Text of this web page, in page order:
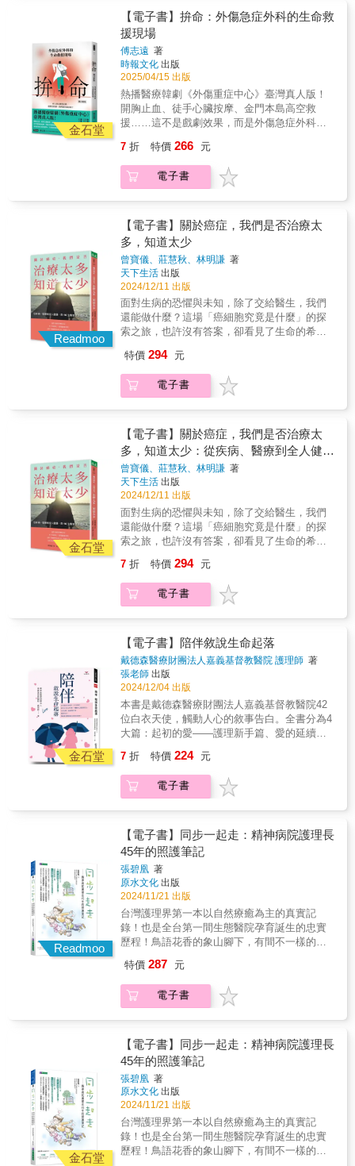
眼全攻略
時間超過10秒、液態飲品超過3秒，有可能就代
表吞嚥功能異常等。另外，飲用流質的營養補
充品後不能只漱口而已，還是要認真刷牙，因
為這些黏稠度高的飲品含有碳水化合物和澱
粉，殘留在牙齒表面和牙縫間隙，很容易滋生
牙菌斑。
一份日記， 母親與女兒、女兒與母親， 成為相
互支持的夥伴， 最後母親成功戰勝乳腺癌， 女
兒則考上醫學系，往成為一名醫生的途中邁
進⋯⋯ 抗癌過程中，無論是對病患本身或對照
顧者而言，那漫漫長路絕非「樂觀」、「積
極」等三言兩語鼓勵的話得以撫慰，期間彷彿
沒有盡頭的往復磨折，抑或追蹤期間對那「未
爆彈」的擔憂恐懼，多半形成一個又一個鬱
結，縈繞在人們心頭。 照顧者的心態，往往比
被照顧者更需要重塑，拿掉「我來幫助你」的
想法，每個照顧者都在新的問題、新的疾病
中，學習到我們身而為「人」的生存態度。所
謂照護，也是提前預習如何對待面臨疾病的自
己，因為我們往往不知道何時也會深陷其中，
「施」、被照顧者離開「受」的本位，或許也
才能真正與癌症直球對決，共同面對生命的磨
難。 在這當中，所謂的「正向思考」仍需有實
務支撐，包含我們對於身體警訊的理解、飲食
與生活習慣的調整，若中西醫雙管齊下，該如
何互相搭配，又或如何觀察癌症指數的起
伏⋯⋯等，對知識的理解越多，自同樣罹病者
的經驗故事中取得共鳴，或許都能成為抗癌途
例，亦希望藉由各個處方箋的解說，給予照顧
訊，我們是否能敏銳察覺？】 有些癌是從嗅覺
異樣開始，患者會失去嗅覺或者聞到怪味，經
常問：「這裡有什麼燒焦了嗎？這裡是不是有
橡皮味？」這可能是鼻咽癌，或是嗅覺神經癌
的徵兆。也有些人突然間覺得唾液異常、無來
由地多，則必須注意頭頸部分的相關問題，都
有可能引起唾液腺的改變，類似唾液腺癌，本
身是很少被注意到的。& 身體軀幹的皮膚上，
時常出現蜘蛛斑，可能與肝硬化有非常大的關
係，甚至是肝癌。有的胰臟癌患者一開始根本
毫無症狀，但是時常拉肚子，特別是只要喫一
點點油膩的食物就拉肚子，可能是胰臟功能不
時，家屬能有哪些準備或因應方式？】 在面對
是否告知病患實情的抉擇時，可以採取「家庭
會議」的方式，更深一層來說，這主要是希望
力，也能避免因家族內部意見分歧而引發的爭
執，讓整個家庭在理解與尊重中共同面對現
實。 在會議中，醫生可根據病患的心理狀態與
接受能力，選擇適當的語氣與方式傳達訊息。
「這是醫生的專業訓練，而非家屬的責任。」
讓醫生直接面對病患，既能確保訊息準確無
誤，也能減輕家屬在「說或不說」之間的煎
熬。 【如何讓喪失食慾的病患好好進食？】 面
對飲食，就如同面對病患心理；如何使他們願
非常重要。例如：吃的食物不能太燙，因為此
時的黏膜比較脆弱，有時，可以用一些冷水、
冰水稍微刺激一下口腔。微量的冰淇淋、一點
點醋，都會有幫助。太濃重的味道，如日常料
理中的紅燒並不好，因為過重的味道，會使得
他後面的進食受到影響。從食物結構的軟、
爛、糊，到食物製備的溫度，都需要被注意。
此時，通常還要考慮到食物的呈現，如擺盤。
面對癌症的病人，最好不要將一大盤食物推至
他的面前要他吃，病患通常會先退避三舍，因
為他擔心失敗、做不到。然而，倘若我們可以
拿一個小盤，像去吃日本料理那樣裝盛，一小
【關於安寧緩和的核心意義】 安寧治療的重點
是「舒適」。盡量減少病人的痛苦，提供足夠
的營養和水分，患者可以不吃飯，但不能不喝
滴注射提供充足的水分，能吃多少就吃多少，
營養可以推進就推進，但不要過度強迫。重點
在於舒適，只要是舒適，就是正確的作法，並
非強迫進食，也不是不讓進食。事實上，舒適
照護是一門人文藝術，我不應該將我對舒適的
定義強加於病人身上。我們有許多方法可以刺
激病人的食欲，但強迫進食絕對無助於此，所
以舒適照護是一切關鍵所在。
待癌症的健康之書。 ★&& &在抗癌中重塑面對
疾病的心態，再次掌握人生選擇權，讓生命
reset，重新開機！ ★&& &涵納面對癌症的預
防、治療、家族遺傳、心理建設，及疾病本身
與醫藥的相關發展歷程。 ／ 「他是我所僅見重
視人文素養高於專業的一位校長。他是我所僅
見不只看重病體，還重視醫心的一位腫瘤專
家。謝謝閻校長的書，我知道，這是一本每個
的書。」 &mdash;&mdash;鄭穎（臺北醫學大
學通識教育學院專任教授） 當丈夫得知罹癌妻
子時日無多， 索性辭去美國教職伴妻抗癌， 日
一份日記， 母親與女兒、女兒與母親， 成為相
互支持的夥伴， 最後母親成功戰勝乳腺癌， 女
兒則考上醫學系，往成為一名醫生的途中邁
進⋯⋯ 抗癌過程中，無論是對病患本身或對照
顧者而言，那漫漫長路絕非「樂觀」、「積
極」等三言兩語鼓勵的話得以撫慰，期間彷彿
沒有盡頭的往復磨折，抑或追蹤期間對那「未
爆彈」的擔憂恐懼，多半形成一個又一個鬱
結，縈繞在人們心頭。 照顧者的心態，往往比
被照顧者更需要重塑，拿掉「我來幫助你」的
中，學習到我們身而為「人」的生存態度。所
謂照護，也是提前預習如何對待面臨疾病的自
己，因為我們往往不知道何時也會深陷其中，
「施」、被照顧者離開「受」的本位，或許也
才能真正與癌症直球對決，共同面對生命的磨
難。 在這當中，所謂的「正向思考」仍需有實
務支撐，包含我們對於身體警訊的理解、飲食
與生活習慣的調整，若中西醫雙管齊下，該如
何互相搭配，又或如何觀察癌症指數的起
伏⋯⋯等，對知識的理解越多，自同樣罹病者
的經驗故事中取得共鳴，或許都能成為抗癌途
例，亦希望藉由各個處方箋的解說，給予照顧
訊，我們是否能敏銳察覺？】 有些癌是從嗅覺
異樣開始，患者會失去嗅覺或者聞到怪味，經
常問：「這裡有什麼燒焦了嗎？這裡是不是有
橡皮味？」這可能是鼻咽癌，或是嗅覺神經癌
的徵兆。也有些人突然間覺得唾液異常、無來
由地多，則必須注意頭頸部分的相關問題，都
有可能引起唾液腺的改變，類似唾液腺癌，本
身是很少被注意到的。& 身體軀幹的皮膚上，
時常出現蜘蛛斑，可能與肝硬化有非常大的關
係，甚至是肝癌。有的胰臟癌患者一開始根本
毫無症狀，但是時常拉肚子，特別是只要喫一
點點油膩的食物就拉肚子，可能是胰臟功能不
全，或甚至是胰臟癌。 【告知患者實際病情
時，家屬能有哪些準備或因應方式？】 在面對
是否告知病患實情的抉擇時，可以採取「家庭
面的轉告。家庭會議不僅能減少家屬的心理壓
力，也能避免因家族內部意見分歧而引發的爭
執，讓整個家庭在理解與尊重中共同面對現
實。 在會議中，醫生可根據病患的心理狀態與
接受能力，選擇適當的語氣與方式傳達訊息。
「這是醫生的專業訓練，而非家屬的責任。」
讓醫生直接面對病患，既能確保訊息準確無
誤，也能減輕家屬在「說或不說」之間的煎
熬。 【如何讓喪失食慾的病患好好進食？】 面
對飲食，就如同面對病患心理；如何使他們願
非常重要。例如：吃的食物不能太燙，因為此
時的黏膜比較脆弱，有時，可以用一些冷水、
冰水稍微刺激一下口腔。微量的冰淇淋、一點
點醋，都會有幫助。太濃重的味道，如日常料
理中的紅燒並不好，因為過重的味道，會使得
他後面的進食受到影響。從食物結構的軟、
爛、糊，到食物製備的溫度，都需要被注意。
此時，通常還要考慮到食物的呈現，如擺盤。
面對癌症的病人，最好不要將一大盤食物推至
他的面前要他吃，病患通常會先退避三舍，因
為他擔心失敗、做不到。然而，倘若我們可以
拿一個小盤，像去吃日本料理那樣裝盛，一小
的心電圖，心臟卻在胸腔切開直接按壓下恢復
了跳動。手術室一再上演生命的脆弱與堅韌，
外科醫師的使命就是堅持到最後一刻，讓每個
遭遇意外的人能繼續自己的人生。這裡也是人
性的試煉場──拚命搶救回來的生命卻成了植物
人、重傷送醫的死刑犯該不該救？生命本該無
價，但在金錢、地位、道德之前卻會被衡量。
本書透過這些無解難題，帶領我們一窺人性掙
扎與社會現實。《拚命》是傅志遠醫師的第一
本醫療散文，也是他的代表作之一，書中用多
性樣態。增訂新版不僅收錄全新篇章，更加入
傅醫師十五年來在身分與心境轉變後的省思。
即使時代變遷，醫療技術日新月異，醫護人員
金石堂
【電子書】拚命：外傷急症外科的生命救
援現場
傅志遠 著
時報文化 出版
2025/04/15 出版
熱播醫療韓劇《外傷重症中心》臺灣真人版！
開胸止血、徒手心臟按摩、金門本島高空救
援……這不是戲劇效果，而是外傷急症外科的
搶到「活下去」的門票。在離死亡最近的地方
奮戰──32篇用手術刀寫下的生命故事走入醫療
現場，來到忙碌紛亂的外傷急症外科這裡是和
的心電圖，心臟卻在胸腔切開直接按壓下恢復
了跳動。手術室一再上演生命的脆弱與堅韌，
外科醫師的使命就是堅持到最後一刻，讓每個
遭遇意外的人能繼續自己的人生。這裡也是人
性的試煉場──拚命搶救回來的生命卻成了植物
人、重傷送醫的死刑犯該不該救？生命本該無
價，但在金錢、地位、道德之前卻會被衡量。
本書透過這些無解難題，帶領我們一窺人性掙
扎與社會現實。《拚命》是傅志遠醫師的第一
本醫療散文，也是他的代表作之一，書中用多
性樣態。增訂新版不僅收錄全新篇章，更加入
傅醫師十五年來在身分與心境轉變後的省思。
即使時代變遷，醫療技術日新月異，醫護人員
7 折 特價 266 元
電子書
Readmoo
【電子書】關於癌症，我們是否治療太
多，知道太少
曾寶儀、莊慧秋、林明謙 著
天下生活 出版
2024/12/11 出版
面對生病的恐懼與未知，除了交給醫生，我們
還能做什麼？這場「癌細胞究竟是什麼」的探
索之旅，也許沒有答案，卻看見了生命的希
機，開啟了曾寶儀和林明謙拍攝紀錄片《交換
禮物》，探索「癌症」與「療癒」的旅程。
「每部紀錄片都有它的命」，走著走著，這成
胞、療癒與全人健康的體悟，可惜礙於影片長
度，能夠剪進紀錄片裡的篇幅不多，但那都是
滿滿的乾貨與寶藏！本書完整還原《交換禮
物》紀錄片中10位專家的訪談內容，讓他們的
領悟與智慧帶著你，一步一步重新認識自己的
身體，看見癌細胞的真面目，聽見它究竟要告
訴你些什麼。深度訪談10 位與癌細胞近身交手
的醫師與專家：我的信念是沒有治不好的癌
症，即使到了第四期……我並不是在說『我可
以醫好所有的癌症』，這太狂妄太自大了。我
醫治的，而且永遠有機會百分之百治癒。──蔡
松彥（安泰如康學院院長）我們每一個人身體
裡，每天都可能產生幾千幾萬個癌細胞，這很
瘤，有些人卻不會？關鍵在於內在防禦力……
想要強化免疫力，淨化體內環境，好食物絕對
是第一要務。── 劉湘琪（桃花源身心靈整體健
康中心負責人）癌症的情緒根源更深層、更複
雜，尤其惡化很快的癌症，通常都跟不快樂的
怨念有關，這一定要解套，細胞才會開始修
復。──許瑞云（心能量管理中心執行長）我覺
層的心理動力，我們必須抽絲剝繭，進入到病
人的意識冰山裡面，去尋找是什麼樣的原因讓
他想要自我毀滅、離開地球。──林君宜（核子
孩，而孩子會變壞， 通常是接觸到不好的環
境， 養成壞習慣……要治療癌症，就要放寬
心，開始當個好父母，好好照顧身體的需要。
──許中華（中醫師、陽明交通大學傳統醫藥研
究所暨中醫系教授）這個例子影響我很大，印
證了所謂不可逆的病症也可以治好，只要疾病
的定義抓對了，就可以找到正確的治療方法。
──吳清忠（《人體使用手冊》作者）細胞為了
在惡劣環境中繼續生存，只好癌變，去適應汙
染的環境，要不然全部死光光，器官沒有活著
已，而這是我們自己造成的。──賴正國（上醫
健康事業全球體系董事長）癌細胞啊，它們是
一群不跟人家溝通的細胞。有很多內在的衝
去找支持，就只想要不斷擴張壯大。這是我的
理解。──林子平（彰化基督教醫院整合醫學執
行長）不論是癌症病人或肥胖患者，都不能只
依賴醫生和醫院裡的治療，自己也要在日常生
活中進行改變……調整飲食和生活習慣，包括
控制熱量、多運動、紓解壓力等等。──顏榮郎
（顏博士活力診所院長）現代世界以科學為主
流，你必須要用實驗證明，才能說服大家相信
特價 294 元
電子書
金石堂
【電子書】關於癌症，我們是否治療太
多，知道太少：從疾病、醫療到全人健
康，與10位專家的深度對話
曾寶儀、莊慧秋、林明謙 著
天下生活 出版
2024/12/11 出版
面對生病的恐懼與未知，除了交給醫生，我們
還能做什麼？這場「癌細胞究竟是什麼」的探
索之旅，也許沒有答案，卻看見了生命的希
機，開啟了曾寶儀和林明謙拍攝紀錄片《交換
禮物》，探索「癌症」與「療癒」的旅程。
「每部紀錄片都有它的命」，走著走著，這成
胞、療癒與全人健康的體悟，可惜礙於影片長
度，能夠剪進紀錄片裡的篇幅不多，但那都是
滿滿的乾貨與寶藏！本書完整還原《交換禮
物》紀錄片中10位專家的訪談內容，讓他們的
領悟與智慧帶著你，一步一步重新認識自己的
身體，看見癌細胞的真面目，聽見它究竟要告
訴你些什麼。深度訪談10 位與癌細胞近身交手
的醫師與專家：我的信念是沒有治不好的癌
症，即使到了第四期……我並不是在說『我可
的意思是，就癌症這件事情來說，它是可以被
醫治的，而且永遠有機會百分之百治癒。──蔡
松彥（安泰如康學院院長）我們每一個人身體
裡，每天都可能產生幾千幾萬個癌細胞，這很
正常，但為什麼有些人的癌細胞會形成癌腫
瘤，有些人卻不會？關鍵在於內在防禦力……
想要強化免疫力，淨化體內環境，好食物絕對
是第一要務。── 劉湘琪（桃花源身心靈整體健
康中心負責人）癌症的情緒根源更深層、更複
雜，尤其惡化很快的癌症，通常都跟不快樂的
怨念有關，這一定要解套，細胞才會開始修
復。──許瑞云（心能量管理中心執行長）我覺
層的心理動力，我們必須抽絲剝繭，進入到病
人的意識冰山裡面，去尋找是什麼樣的原因讓
他想要自我毀滅、離開地球。──林君宜（核子
醫學科專科醫師）癌症是自己身體裡的細胞轉
孩，而孩子會變壞， 通常是接觸到不好的環
境， 養成壞習慣……要治療癌症，就要放寬
心，開始當個好父母，好好照顧身體的需要。
──許中華（中醫師、陽明交通大學傳統醫藥研
究所暨中醫系教授）這個例子影響我很大，印
證了所謂不可逆的病症也可以治好，只要疾病
的定義抓對了，就可以找到正確的治療方法。
──吳清忠（《人體使用手冊》作者）細胞為了
在惡劣環境中繼續生存，只好癌變，去適應汙
7 折 特價 294 元
電子書
金石堂
【電子書】陪伴敘說生命起落
戴德森醫療財團法人嘉義基督教醫院 護理師 著
張老師 出版
2024/12/04 出版
本書是戴德森醫療財團法人嘉義基督教醫院42
位白衣天使，觸動人心的敘事告白。全書分為4
大篇：起初的愛——護理新手篇、愛的延續
省思、最後一哩路——臨終陪伴。白衣天使將
心靈感動化為文字，送給每位相遇的靈魂，無
論猶在人間，還是遷居天堂。每一個難捨的瞬
暖每一個生命。白衣天使用他們的專業、堅持
和真情，讓我們看見愛的力量，見證生命的感
動與珍惜。從這些故事裡，我們感受到生命無
常，更明白愛的永恆。每一次全心照護，都是
對生命最深切的祝福，願在任何地方的你們，
7 折 特價 224 元
電子書
Readmoo
【電子書】同步一起走：精神病院護理長
45年的照護筆記
張碧凰 著
原水文化 出版
2024/11/21 出版
台灣護理界第一本以自然療癒為主的真實記
錄！也是全台第一間生態醫院孕育誕生的忠實
歷程！鳥語花香的象山腳下，有間不一樣的精
治癒環境，更陪伴患者在精神復健中，同步一
起重返社會。這裡承載許多人生故事，更療癒
了受傷的靈魂。．綠色照護（green care）所謂
素，進行休閒或工作相關的活動，促進其身、
心、靈健康，如動物輔助治療、園藝治療、自
然體驗等。精神疾病多數是慢性病，照護者的
存在不是為病患消除疾病，而是引導病患認
識、進而接受疾病，與疾病共存，帶病生活。
透過自然體驗等綠色照護，提供精神復健者多
元的療癒環境，作者在精神醫療現場45年，以
自然生態溫柔守護受傷的心靈。￭透過為68隻毛
毛蟲搬家而自然地觸碰到有攻擊傾向的自閉症
特價 287 元
電子書
金石堂
【電子書】同步一起走：精神病院護理長
45年的照護筆記
張碧凰 著
原水文化 出版
2024/11/21 出版
台灣護理界第一本以自然療癒為主的真實記
錄！也是全台第一間生態醫院孕育誕生的忠實
歷程！鳥語花香的象山腳下，有間不一樣的精